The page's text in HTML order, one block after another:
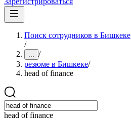
Поиск сотрудников в Бишкеке
/
... /
резюме в Бишкеке/
head of finance
head of finance